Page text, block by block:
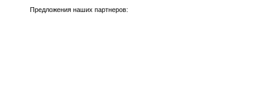
Предложения наших партнеров: